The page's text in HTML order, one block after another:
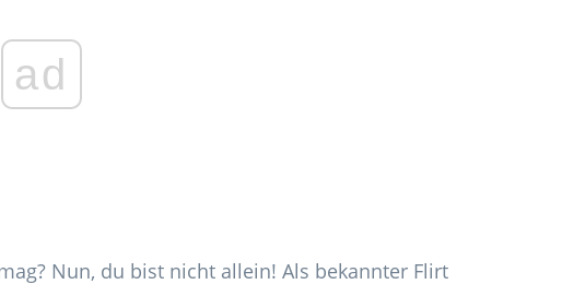
ad
Nun, du bist nicht allein! Als bekannter Flirt